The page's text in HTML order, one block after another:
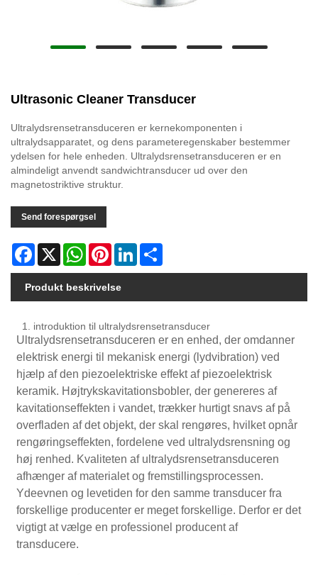
Ultrasonic Cleaner Transducer
Ultralydsrensetransduceren er kernekomponenten i
ultralydsapparatet, og dens parameteregenskaber bestemmer
ydelsen for hele enheden. Ultralydsrensetransduceren er en
almindeligt anvendt sandwichtransducer ud over den
magnetostriktive struktur.
Send forespørgsel
Facebook
X WhatsAppPinterestLinkedIn
Produkt beskrivelse
1. introduktion til ultralydsrensetransducer
Ultralydsrensetransduceren er en enhed, der omdanner
elektrisk energi til mekanisk energi (lydvibration) ved
hjælp af den piezoelektriske effekt af piezoelektrisk
keramik. Højtrykskavitationsbobler, der genereres af
kavitationseffekten i vandet, trækker hurtigt snavs af på
overfladen af ​​det objekt, der skal rengøres, hvilket opnår
rengøringseffekten, fordelene ved ultralydsrensning og
høj renhed. Kvaliteten af ​​ultralydsrensetransduceren
afhænger af materialet og fremstillingsprocessen.
Ydeevnen og levetiden for den samme transducer fra
forskellige producenter er meget forskellige. Derfor er det
vigtigt at vælge en professionel producent af
transducere.